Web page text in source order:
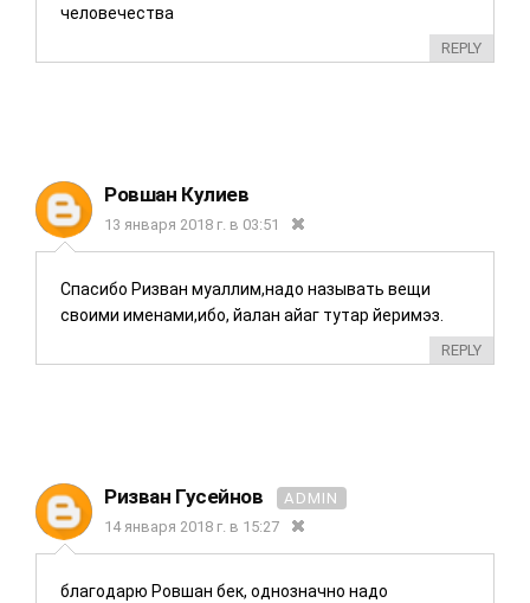
человечества
REPLY
Ровшан Кулиев
13 января 2018 г. в 03:51
Спасибо Ризван муаллим,надо называть вещи
своими именами,ибо, йалан айаг тутар йеримэз.
REPLY
Ризван Гусейнов
ADMIN
14 января 2018 г. в 15:27
благодарю Ровшан бек, однозначно надо